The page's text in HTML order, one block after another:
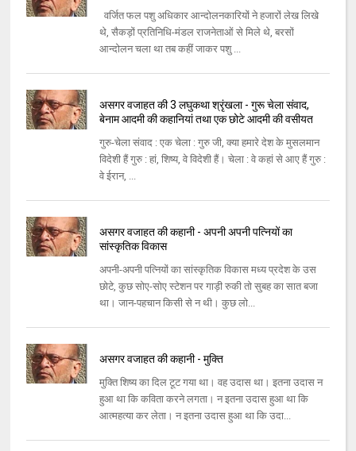
वर्जित फल पशु अधिकार आन्दोलनकारियों ने हजारों लेख लिखे
थे, सैकड़ों प्रतिनिधि-मंडल राजनेताओं से मिले थे, बरसों
आन्दोलन चला था तब कहीं जाकर पशु ...
असगर वजाहत की 3 लघुकथा श्रृंखला - गुरू चेला संवाद,
बेनाम आदमी की कहानियां तथा एक छोटे आदमी की वसीयत
गुरु-चेला संवाद : एक चेला : गुरु जी, क्या हमारे देश के मुसलमान
विदेशी हैं गुरु : हां, शिष्य, वे विदेशी हैं। चेला : वे कहां से आए हैं गुरु :
वे ईरान, ...
असगर वजाहत की कहानी - अपनी अपनी पत्नियों का
सांस्कृतिक विकास
अपनी-अपनी पत्नियों का सांस्कृतिक विकास मध्य प्रदेश के उस
छोटे, कुछ सोए-सोए स्टेशन पर गाड़ी रुकी तो सुबह का सात बजा
था। जान-पहचान किसी से न थी। कुछ लो...
असगर वजाहत की कहानी - मुक्ति
मुक्ति शिष्य का दिल टूट गया था। वह उदास था। इतना उदास न
हुआ था कि कविता करने लगता। न इतना उदास हुआ था कि
आत्महत्या कर लेता। न इतना उदास हुआ था कि उदा...